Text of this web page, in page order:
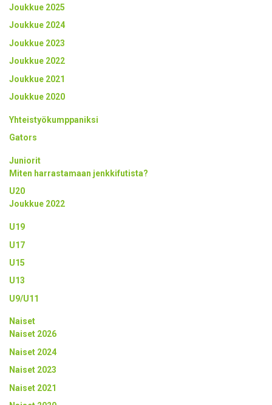
Joukkue 2025
Joukkue 2024
Joukkue 2023
Joukkue 2022
Joukkue 2021
Joukkue 2020
Yhteistyökumppaniksi
Gators
Juniorit
Miten harrastamaan jenkkifutista?
U20
Joukkue 2022
U19
U17
U15
U13
U9/U11
Naiset
Naiset 2026
Naiset 2024
Naiset 2023
Naiset 2021